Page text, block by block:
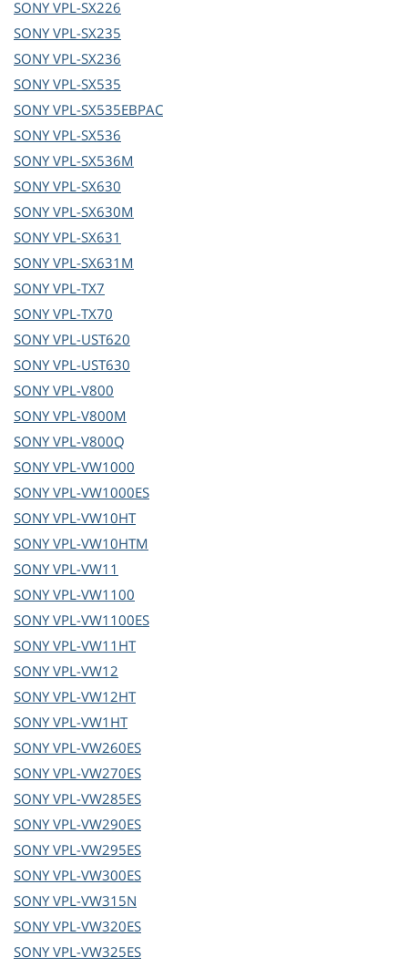
SONYVPL-SX226
SONYVPL-SX235
SONYVPL-SX236
SONYVPL-SX535
SONYVPL-SX535EBPAC
SONYVPL-SX536
SONYVPL-SX536M
SONYVPL-SX630
SONYVPL-SX630M
SONYVPL-SX631
SONYVPL-SX631M
SONYVPL-TX7
SONYVPL-TX70
SONYVPL-UST620
SONYVPL-UST630
SONYVPL-V800
SONYVPL-V800M
SONYVPL-V800Q
SONYVPL-VW1000
SONYVPL-VW1000ES
SONYVPL-VW10HT
SONYVPL-VW10HTM
SONYVPL-VW11
SONYVPL-VW1100
SONYVPL-VW1100ES
SONYVPL-VW11HT
SONYVPL-VW12
SONYVPL-VW12HT
SONYVPL-VW1HT
SONYVPL-VW260ES
SONYVPL-VW270ES
SONYVPL-VW285ES
SONYVPL-VW290ES
SONYVPL-VW295ES
SONYVPL-VW300ES
SONYVPL-VW315N
SONYVPL-VW320ES
SONYVPL-VW325ES